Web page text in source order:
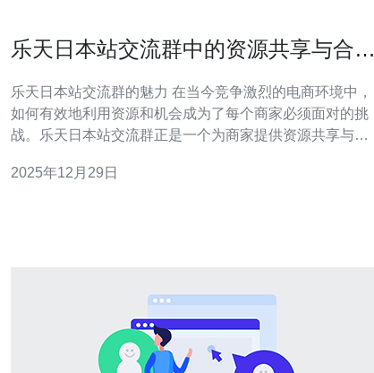
乐天日本站交流群中的资源共享与合作
乐天日本站交流群的魅力 在当今竞争激烈的电商环境中，
如何有效地利用资源和机会成为了每个商家必须面对的挑
战。乐天日本站交流群正是一个为商家提供资源共享与合
验，还能通过合作实现共赢。 以下是参与乐天日本站交流
2025年12月29日